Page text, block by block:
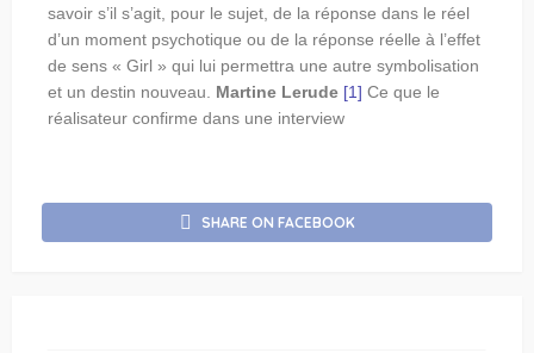
savoir s’il s’agit, pour le sujet, de la réponse dans le réel
d’un moment psychotique ou de la réponse réelle à l’effet
de sens « Girl » qui lui permettra une autre symbolisation
et un destin nouveau.
Martine Lerude [1] Ce que le
réalisateur confirme dans une interview
SHARE ON FACEBOOK